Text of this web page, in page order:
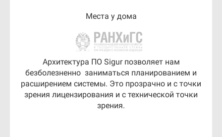
Места у дома
Архитектура ПО Sigur позволяет нам
безболезненно заниматься планированием и
расширением системы. Это прозрачно и с точки
зрения лицензирования и с технической точки
зрения.